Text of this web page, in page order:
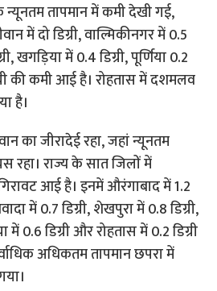
न्यूनतम तापमान में कमी देखी गई,
में दो डिग्री, वाल्मिकीनगर में 0.5
खगड़िया में 0.4 डिग्री, पूर्णिया 0.2
की कमी आई है। रोहतास में दशमलव
है।
का जीरादेई रहा, जहां न्यूनतम
रहा। राज्य के सात जिलों में
आई है। इनमें औरंगाबाद में 1.2
में 0.7 डिग्री, शेखपुरा में 0.8 डिग्री,
में 0.6 डिग्री और रोहतास में 0.2 डिग्री
अधिकतम तापमान छपरा में